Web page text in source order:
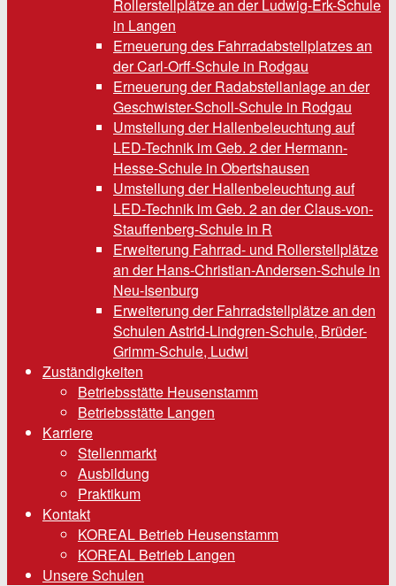
Rollerstellplätze an der Ludwig-Erk-Schule
in Langen
Erneuerung des Fahrradabstellplatzes an
der Carl-Orff-Schule in Rodgau
Erneuerung der Radabstellanlage an der
Geschwister-Scholl-Schule in Rodgau
Umstellung der Hallenbeleuchtung auf
LED-Technik im Geb. 2 der Hermann-
Hesse-Schule in Obertshausen
Umstellung der Hallenbeleuchtung auf
LED-Technik im Geb. 2 an der Claus-von-
Stauffenberg-Schule in R
Erweiterung Fahrrad- und Rollerstellplätze
an der Hans-Christian-Andersen-Schule in
Neu-Isenburg
Erweiterung der Fahrradstellplätze an den
Schulen Astrid-Lindgren-Schule, Brüder-
Grimm-Schule, Ludwi
Zuständigkeiten
Betriebsstätte Heusenstamm
Betriebsstätte Langen
Karriere
Stellenmarkt
Ausbildung
Praktikum
Kontakt
KOREAL Betrieb Heusenstamm
KOREAL Betrieb Langen
Unsere Schulen